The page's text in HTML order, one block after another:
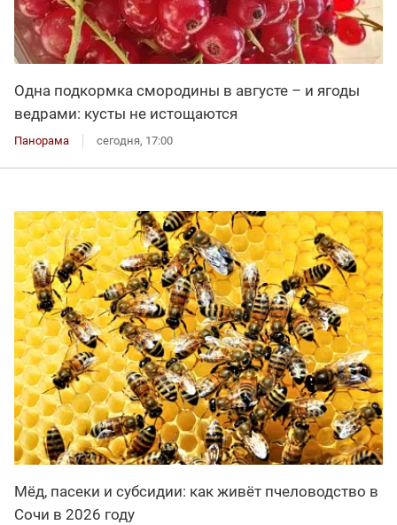
Одна подкормка смородины в августе – и ягоды
ведрами: кусты не истощаются
Панорама сегодня, 17:00
Мёд, пасеки и субсидии: как живёт пчеловодство в
Сочи в 2026 году